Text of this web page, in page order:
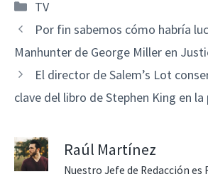
Categorías
TV
Por fin sabemos cómo habría
Manhunter de George Miller en
El director de Salem’s Lot
clave del libro de Stephen King en la
Raúl Martínez
Nuestro Jefe de Redacción es